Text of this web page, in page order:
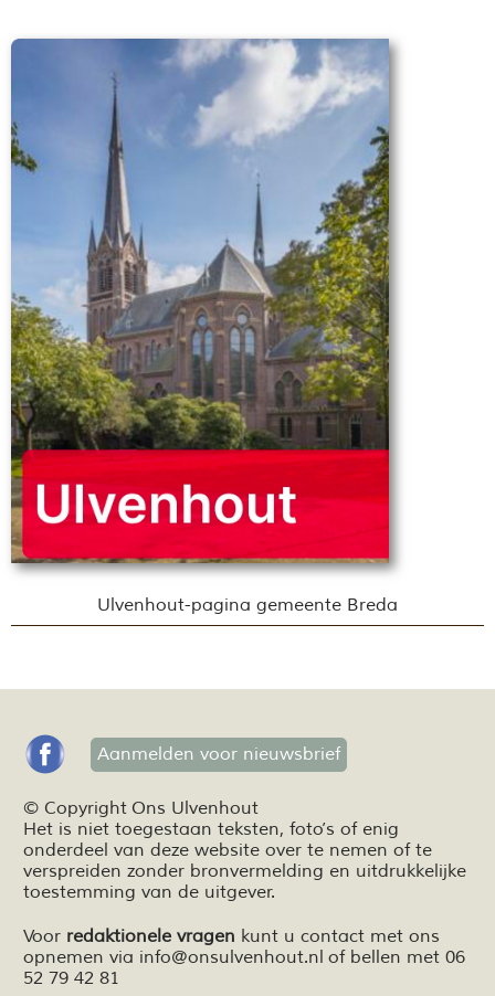
Ulvenhout-pagina gemeente Breda
Aanmelden voor nieuwsbrief
© Copyright Ons Ulvenhout
Het is niet toegestaan teksten, foto’s of enig
onderdeel van deze website over te nemen of te
verspreiden zonder bronvermelding en uitdrukkelijke
toestemming van de uitgever.
Voor redaktionele vragen kunt u contact met ons
opnemen via info@onsulvenhout.nl of bellen met 06
52 79 42 81